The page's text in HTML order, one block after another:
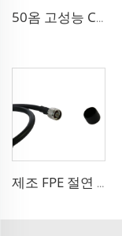
50옴 고성능 CCTV 케이블 동축 케이블 RG213 RG214 안테나 시스템용 저손실 케이블
제조 FPE 절연 9D-FB 순동 케이블 50 오름 저손실 RF 코액셜 케이블 안테나 시스템용